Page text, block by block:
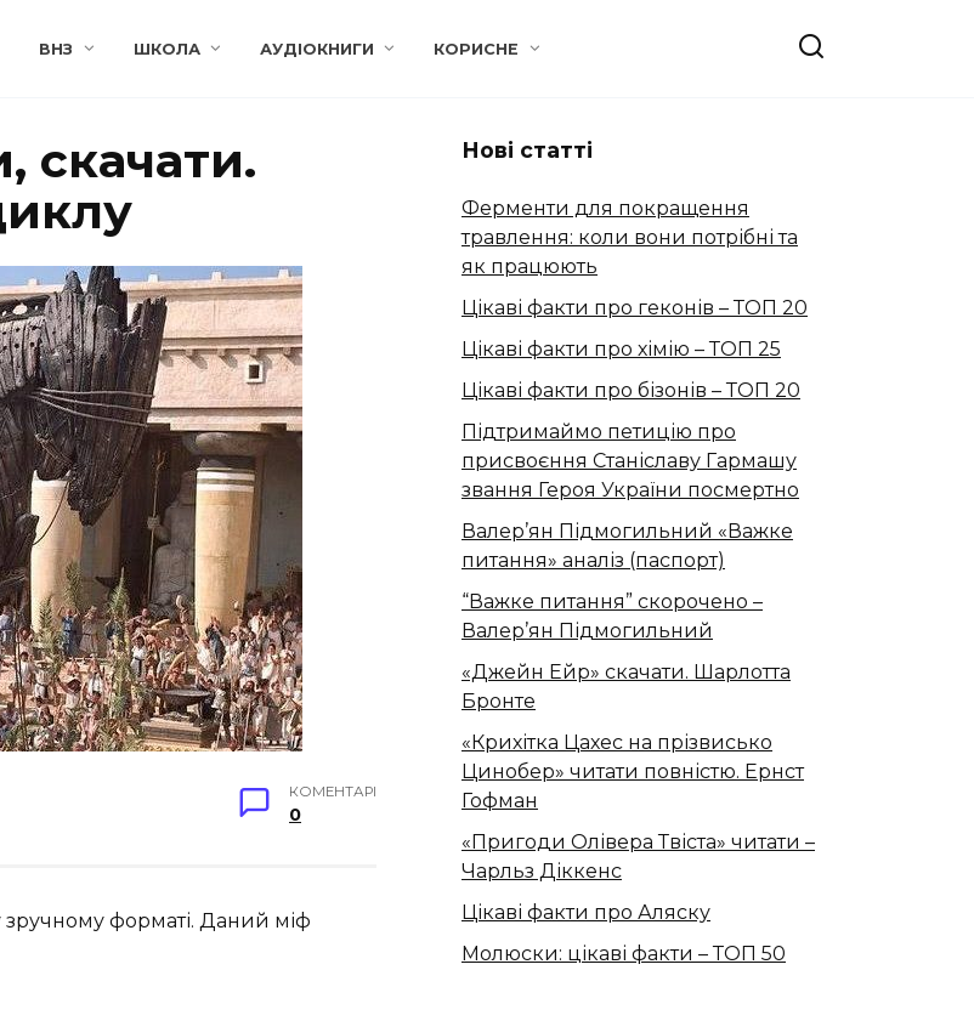
ВНЗ ШКОЛА АУДІОКНИГИ КОРИСНЕ
скачати.
КОМЕНТАРІ
0
зручному форматі. Даний міф
Нові статті
Ферменти для покращення
травлення: коли вони потрібні та
як працюють
Цікаві факти про геконів – ТОП 20
Цікаві факти про хімію – ТОП 25
Цікаві факти про бізонів – ТОП 20
Підтримаймо петицію про
присвоєння Станіславу Гармашу
звання Героя України посмертно
Валер’ян Підмогильний «Важке
питання» аналіз (паспорт)
“Важке питання” скорочено –
Валер’ян Підмогильний
«Джейн Ейр» скачати. Шарлотта
Бронте
«Крихітка Цахес на прізвисько
Цинобер» читати повністю. Ернст
Гофман
«Пригоди Олівера Твіста» читати –
Чарльз Діккенс
Цікаві факти про Аляску
Молюски: цікаві факти – ТОП 50